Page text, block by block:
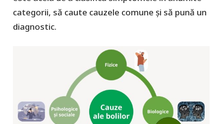
categorii, să caute cauzele comune și să pună un
diagnostic.